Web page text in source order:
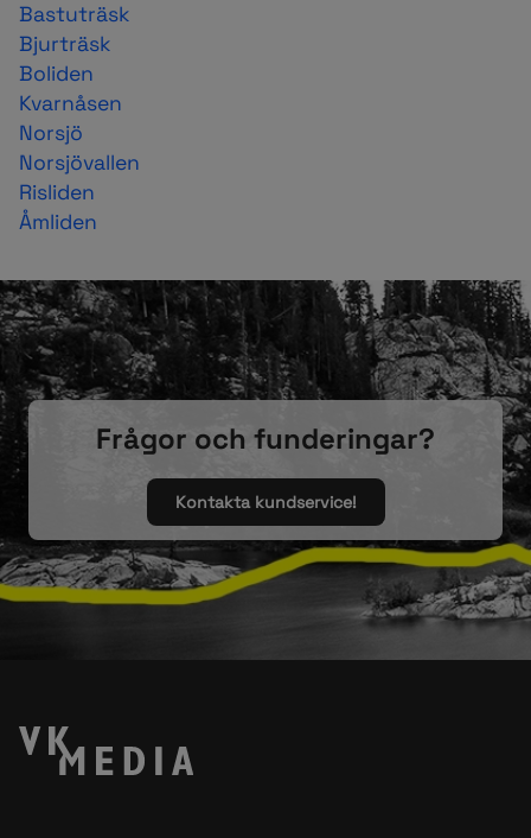
Bastuträsk
Bjurträsk
Boliden
Kvarnåsen
Norsjö
Norsjövallen
Risliden
Åmliden
Frågor och funderingar?
Kontakta kundservice!